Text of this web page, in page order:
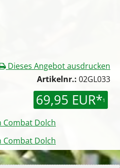
Dieses Angebot ausdrucken
Artikelnr.: 02GL033
69,95 EUR*1